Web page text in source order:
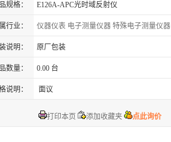
规格： E126A-APC光时域反射仪
行业： 仪器仪表 电子测量仪器 特殊电子测量仪器
说明： 原厂包装
数量： 0.00 台
说明： 面议
打印本页 添加收藏夹 点此询价